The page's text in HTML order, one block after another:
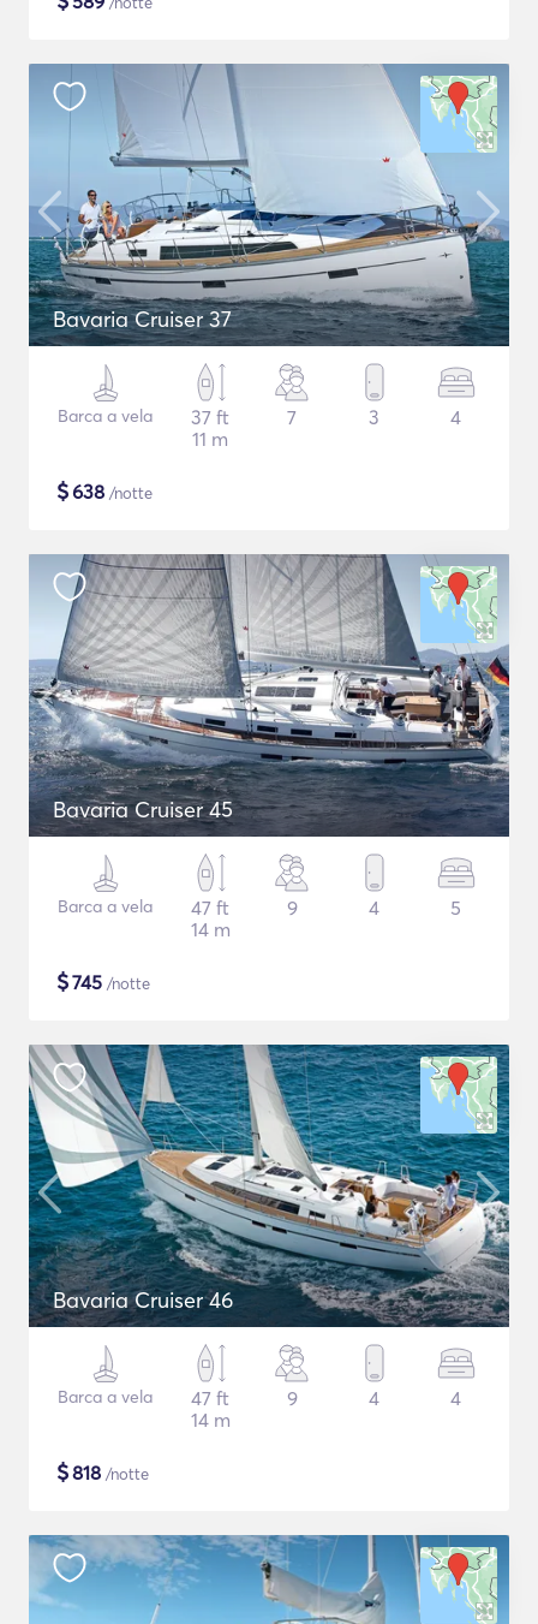
Bavaria Cruiser 37
Barca a vela
37 ft
11 m
7 3 4
$638 /notte
Bavaria Cruiser 45
Barca a vela
47 ft
14 m
9 4 5
$745 /notte
Bavaria Cruiser 46
Barca a vela
47 ft
14 m
9 4 4
$818 /notte